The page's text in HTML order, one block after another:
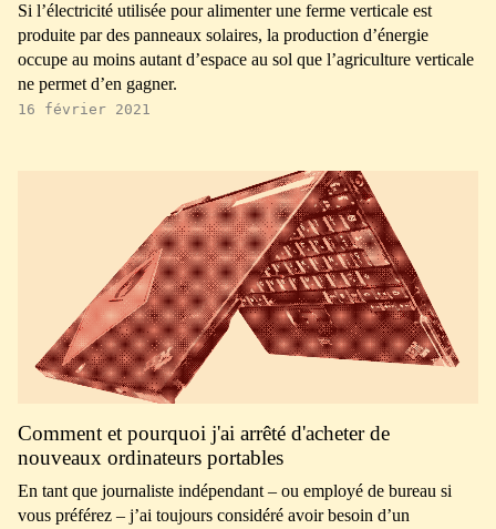
Si l’électricité utilisée pour alimenter une ferme verticale est
produite par des panneaux solaires, la production d’énergie
occupe au moins autant d’espace au sol que l’agriculture verticale
ne permet d’en gagner.
16 février 2021
Comment et pourquoi j'ai arrêté d'acheter de
nouveaux ordinateurs portables
En tant que journaliste indépendant – ou employé de bureau si
vous préférez – j’ai toujours considéré avoir besoin d’un